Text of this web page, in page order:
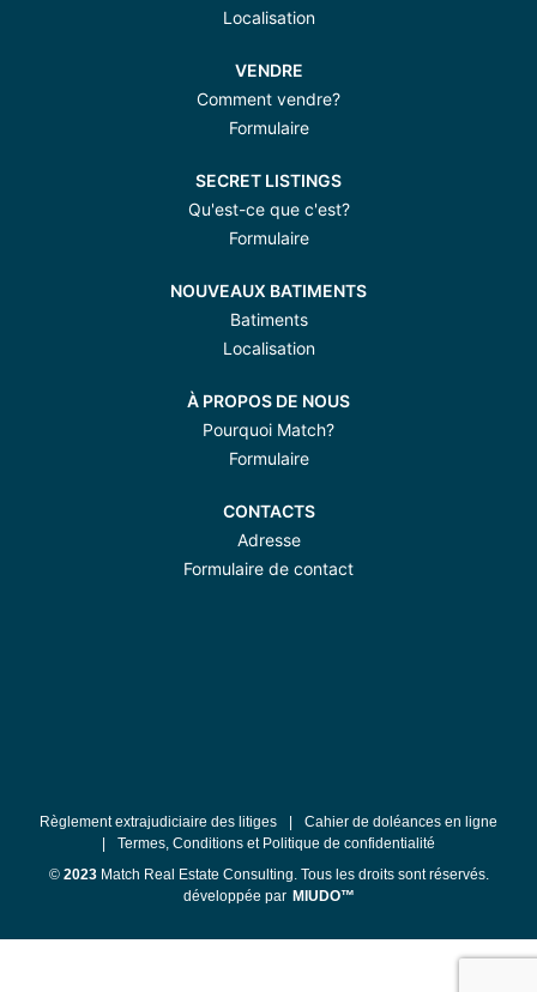
Localisation
VENDRE
Comment vendre?
Formulaire
SECRET LISTINGS
Qu'est-ce que c'est?
Formulaire
NOUVEAUX BATIMENTS
Batiments
Localisation
À PROPOS DE NOUS
Pourquoi Match?
Formulaire
CONTACTS
Adresse
Formulaire de contact
Règlement extrajudiciaire des litiges |
Cahier de doléances en ligne
|
Termes, Conditions et Politique de confidentialité
© 2023Match Real Estate Consulting. Tous les droits sont réservés.
développée par MIUDO™